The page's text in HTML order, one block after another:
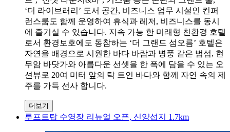
‘더 라이브러리’ 도서 공간, 비즈니스 업무 시설인 컨퍼
런스룸도 함께 운영하여 휴식과 레저, 비즈니스를 동시
에 즐기실 수 있습니다. 지속 가능 한 미래형 친환경 호텔
로서 환경보호에도 동참하는 ‘더 그랜드 섬오름’ 호텔은
자연을 배경으로 시원한 바다 바람과 병풍 같은 범섬, 현
무암 바닷가와 아름다운 선셋을 한 폭에 담을 수 있는 오
션뷰로 20여 미터 앞의 탁 트인 바다와 함께 자연 속의 제
주를 가득 선사 합니다.
더보기
루프트탑 수영장 리뉴얼 오픈, 신양섭지 1.7km